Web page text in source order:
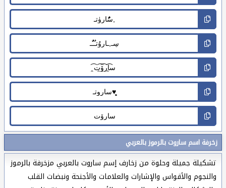
زخرفة اسم ساروت بالرموز بالعربي
تشكيلة جميلة وحلوة من زخارف إسم ساروت بالعربي مزخرفة بالرموز
والنجوم والأقواس والإشارات والعلامات والأجنحة ونبضات القلب